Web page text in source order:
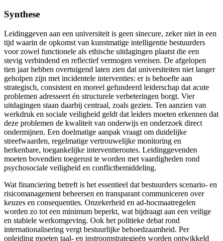
Synthese
Leidinggeven aan een universiteit is geen sinecure, zeker niet in een
tijd waarin de opkomst van kunstmatige intelligentie bestuurders
voor zowel functionele als ethische uitdagingen plaatst die een
stevig verbindend en reflectief vermogen vereisen. De afgelopen
tien jaar hebben overtuigend laten zien dat universiteiten niet langer
geholpen zijn met incidentele interventies: er is behoefte aan
strategisch, consistent en moreel gefundeerd leiderschap dat acute
problemen adresseert én structurele verbeteringen borgt. Vier
uitdagingen staan daarbij centraal, zoals gezien. Ten aanzien van
werkdruk en sociale veiligheid geldt dat leiders moeten erkennen dat
deze problemen de kwaliteit van onderwijs en onderzoek direct
ondermijnen. Een doelmatige aanpak vraagt om duidelijke
streefwaarden, regelmatige vertrouwelijke monitoring en
herkenbare, toegankelijke interventieroutes. Leidinggevenden
moeten bovendien toegerust te worden met vaardigheden rond
psychosociale veiligheid en conflictbemiddeling.
Wat financiering betreft is het essentieel dat bestuurders scenario- en
risicomanagement beheersen en transparant communiceren over
keuzes en consequenties. Onzekerheid en ad-hocmaatregelen
worden zo tot een minimum beperkt, wat bijdraagt aan een veilige
en stabiele werkomgeving. Ook het politieke debat rond
internationalisering vergt bestuurlijke behoedzaamheid. Per
opleiding moeten taal- en instroomstrategieën worden ontwikkeld